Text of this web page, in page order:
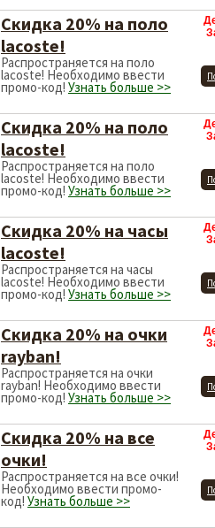
Скидка 20% на поло
lacoste!
Распространяется на поло
lacoste! Необходимо ввести
промо-код! Узнать больше >>
Скидка 20% на поло
lacoste!
Распространяется на поло
lacoste! Необходимо ввести
промо-код! Узнать больше >>
Скидка 20% на часы
lacoste!
Распространяется на часы
lacoste! Необходимо ввести
промо-код! Узнать больше >>
Скидка 20% на очки
rayban!
Распространяется на очки
rayban! Необходимо ввести
промо-код! Узнать больше >>
Скидка 20% на все
очки!
Распространяется на все очки!
Необходимо ввести промо-
код! Узнать больше >>